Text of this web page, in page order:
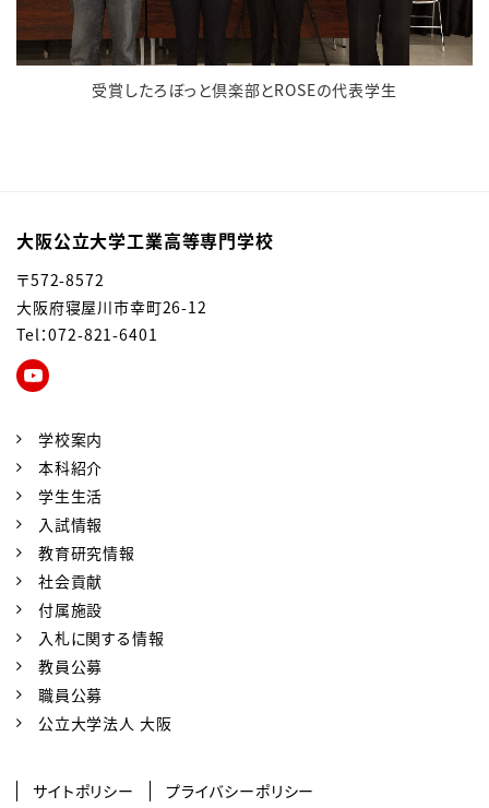
受賞したろぼっと倶楽部とROSEの代表学生
大阪公立大学工業高等専門学校
〒572-8572
大阪府寝屋川市幸町26-12
Tel：072-821-6401
学校案内
本科紹介
学生生活
入試情報
教育研究情報
社会貢献
付属施設
入札に関する情報
教員公募
職員公募
公立大学法人 大阪
サイトポリシー プライバシーポリシー